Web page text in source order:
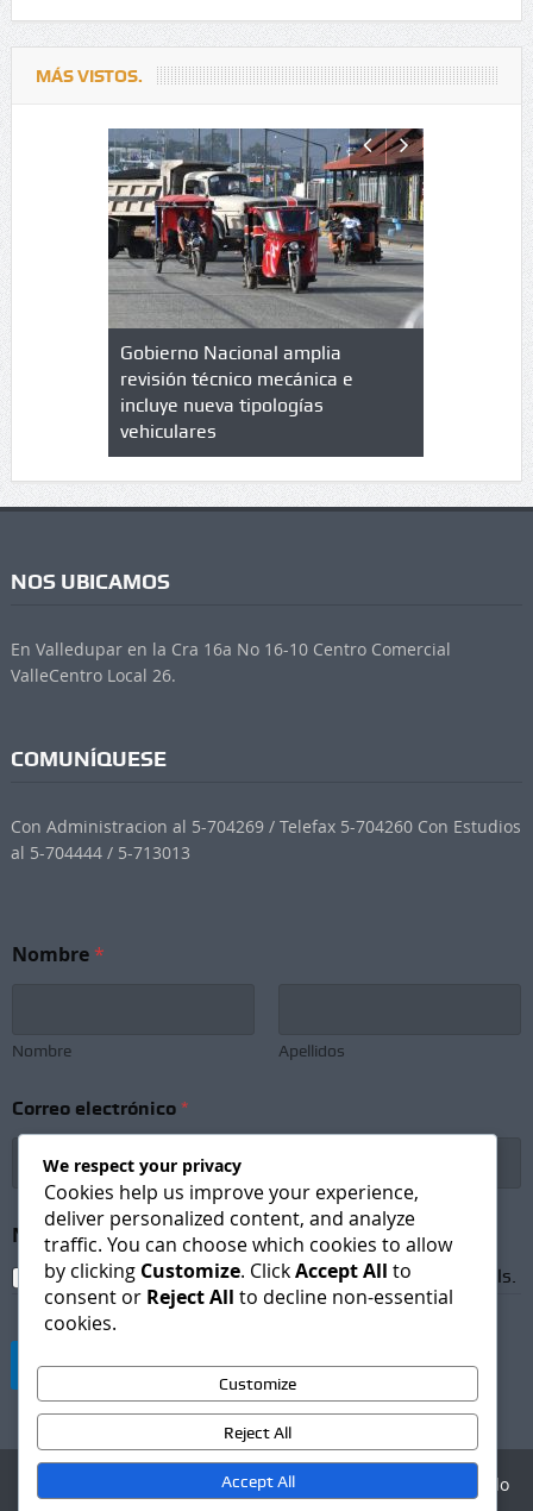
MÁS VISTOS.
de
en
Gobierno Nacional amplia
revisión técnico mecánica e
incluye nueva tipologías
vehiculares
cuáles
NOS UBICAMOS
En Valledupar en la Cra 16a No 16-10 Centro Comercial
ValleCentro Local 26.
COMUNÍQUESE
Con Administracion al 5-704269 / Telefax 5-704260 Con Estudios
al 5-704444 / 5-713013
Nombre*
Nombre Apellidos
l
e
ó
n
i
c
N
w
e
Correo electrónico *
Newsletter Subscription *
I agree to receive newsletters and promotional emails.
Suscribirse
Agencia Digital - Desarrollo
We respect your privacy
Cookies help us improve your experience,
deliver personalized content, and analyze
traffic. You can choose which cookies to allow
by clicking Customize. ClickAccept All to
consent or Reject All to decline non-essential
cookies.
Customize
Reject All
Accept All